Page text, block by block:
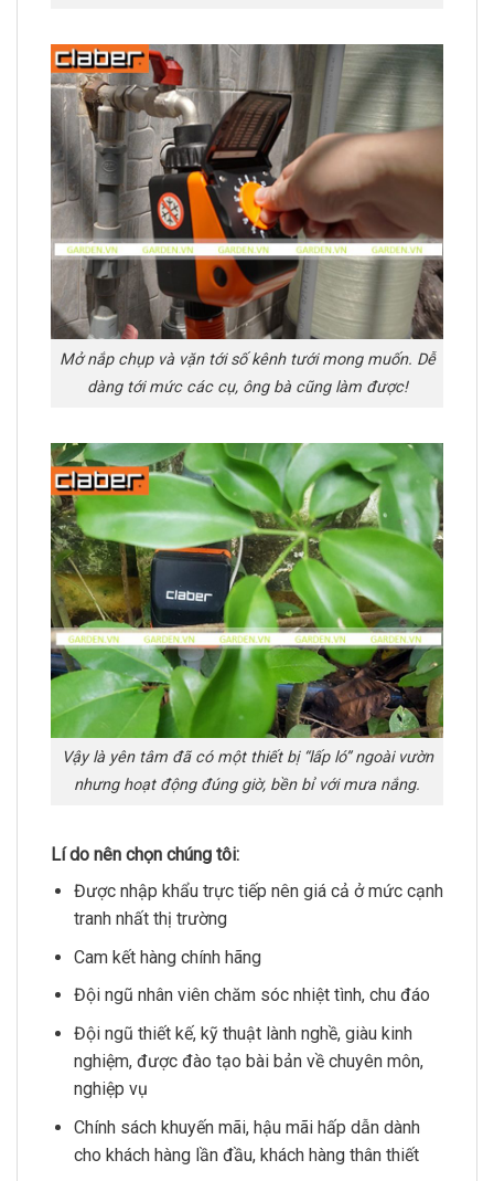
Mở nắp chụp và vặn tới số kênh tưới mong muốn. Dễ
dàng tới mức các cụ, ông bà cũng làm được!
Vậy là yên tâm đã có một thiết bị “lấp ló” ngoài vườn
nhưng hoạt động đúng giờ, bền bỉ với mưa nắng.
Lí do nên chọn chúng tôi:
Được nhập khẩu trực tiếp nên giá cả ở mức cạnh
tranh nhất thị trường
Cam kết hàng chính hãng
Đội ngũ nhân viên chăm sóc nhiệt tình, chu đáo
Đội ngũ thiết kế, kỹ thuật lành nghề, giàu kinh
nghiệm, được đào tạo bài bản về chuyên môn,
nghiệp vụ
Chính sách khuyến mãi, hậu mãi hấp dẫn dành
cho khách hàng lần đầu, khách hàng thân thiết